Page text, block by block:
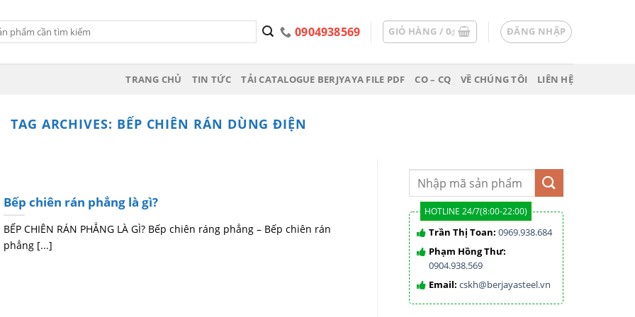
0904938569 GIỎ HÀNG / 0₫ ĐĂNG NHẬP
TRANG CHỦ TIN TỨC TẢI CATALOGUE BERJYAYA FILE PDF CO – CQ VỀ CHÚNG TÔI LIÊN HỆ
TAG ARCHIVES: BẾP CHIÊN RÁN DÙNG ĐIỆN
Bếp chiên rán phẳng là gì?
BẾP CHIÊN RÁN PHẲNG LÀ GÌ? Bếp chiên ráng phẳng – Bếp chiên rán
phẳng [...]
HOTLINE 24/7(8:00-22:00)
Trần Thị Toan: 0969.938.684
Phạm Hồng Thư:
0904.938.569
Email: cskh@berjayasteel.vn